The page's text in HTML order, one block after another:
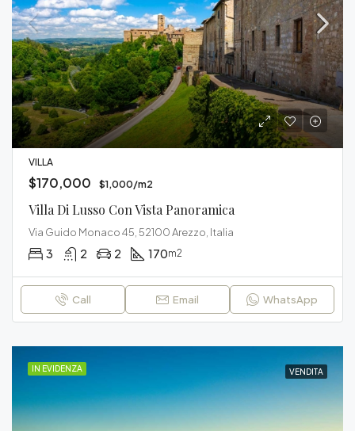
VILLA
$170,000 $1,000/m2
Villa Di Lusso Con Vista Panoramica
Via Guido Monaco 45, 52100 Arezzo, Italia
3 2 2 170m2
Call Email WhatsApp
IN EVIDENZA VENDITA